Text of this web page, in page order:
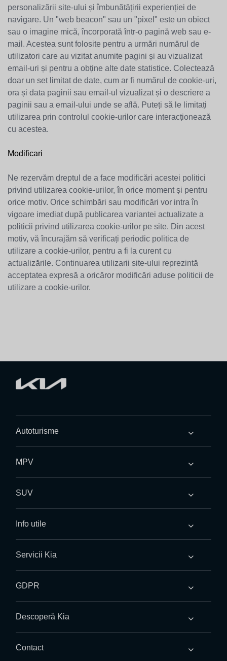
personalizării site-ului și îmbunătățirii experienției de
navigare. Un "web beacon" sau un "pixel" este un obiect
sau o imagine mică, încorporată într-o pagină web sau e-
mail. Acestea sunt folosite pentru a urmări numărul de
utilizatori care au vizitat anumite pagini și au vizualizat
email-uri și pentru a obține alte date statistice. Colectează
doar un set limitat de date, cum ar fi numărul de cookie-uri,
ora și data paginii sau email-ul vizualizat și o descriere a
paginii sau a email-ului unde se află. Puteți să le limitați
utilizarea prin controlul cookie-urilor care interacționează
cu acestea.
Modificari
Ne rezervăm dreptul de a face modificări acestei politici
privind utilizarea cookie-urilor, în orice moment și pentru
orice motiv. Orice schimbări sau modificări vor intra în
vigoare imediat după publicarea variantei actualizate a
politicii privind utilizarea cookie-urilor pe site. Din acest
motiv, vă încurajăm să verificați periodic politica de
utilizare a cookie-urilor, pentru a fi la curent cu
actualizările. Continuarea utilizarii site-ului reprezintă
acceptatea expresă a oricăror modificări aduse politicii de
utilizare a cookie-urilor.
Autoturisme
MPV
SUV
Info utile
Servicii Kia
GDPR
Descoperă Kia
Contact